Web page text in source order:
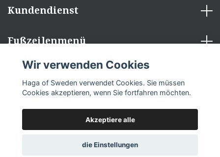
Kundendienst
Fußzeilenmenü
Sozialen Medien
© 2026 Haga of Sweden
Wir verwenden Cookies
Haga of Sweden verwendet Cookies. Sie müssen
Cookies akzeptieren, wenn Sie fortfahren möchten.
Akzeptiere alle
die Einstellungen